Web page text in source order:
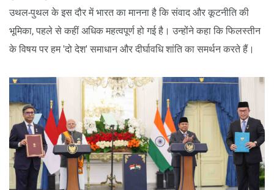
उथल-पुथल के इस दौर में भारत का मानना है कि संवाद और कूटनीति की
भूमिका, पहले से कहीं अधिक महत्वपूर्ण हो गई है। उन्होंने कहा कि फिलस्तीन
के विषय पर हम 'दो देश' समाधान और दीर्घावधि शांति का समर्थन करते हैं।